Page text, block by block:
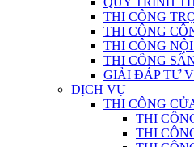
THI CÔNG
THI CÔNG
THI CÔNG
THI CÔNG
GIẢI ĐÁP TƯ
DỊCH VỤ
THI CÔNG
THI
THI